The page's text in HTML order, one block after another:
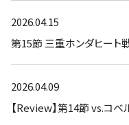
2026.04.15
第15節 三重ホンダヒート
2026.04.09
【Review】第14節 vs.コ